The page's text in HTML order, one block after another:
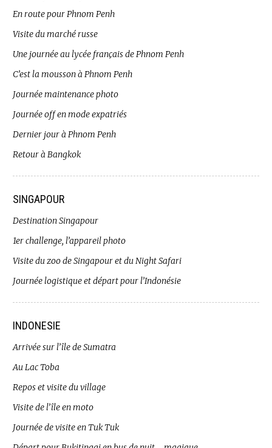
En route pour Phnom Penh
Visite du marché russe
Une journée au lycée français de Phnom Penh
C’est la mousson à Phnom Penh
Journée maintenance photo
Journée off en mode expatriés
Dernier jour à Phnom Penh
Retour à Bangkok
SINGAPOUR
Destination Singapour
1er challenge, l’appareil photo
Visite du zoo de Singapour et du Night Safari
Journée logistique et départ pour l’Indonésie
INDONESIE
Arrivée sur l’île de Sumatra
Au Lac Toba
Repos et visite du village
Visite de l’île en moto
Journée de visite en Tuk Tuk